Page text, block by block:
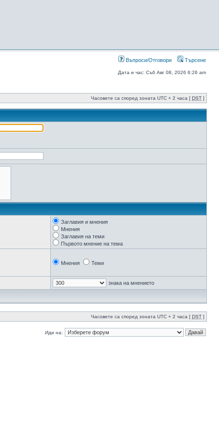
Въпроси/Отговори Търсене
Дата и час: Съб Авг 08, 2026 6:26 am
Часовете са според зоната UTC + 2 часа [ DST ]
Заглавия и мнения
Мнения
Заглавия на теми
Първото мнение на тема
Мнения Теми
знака на мнението
Часовете са според зоната UTC + 2 часа [ DST ]
Иди на: